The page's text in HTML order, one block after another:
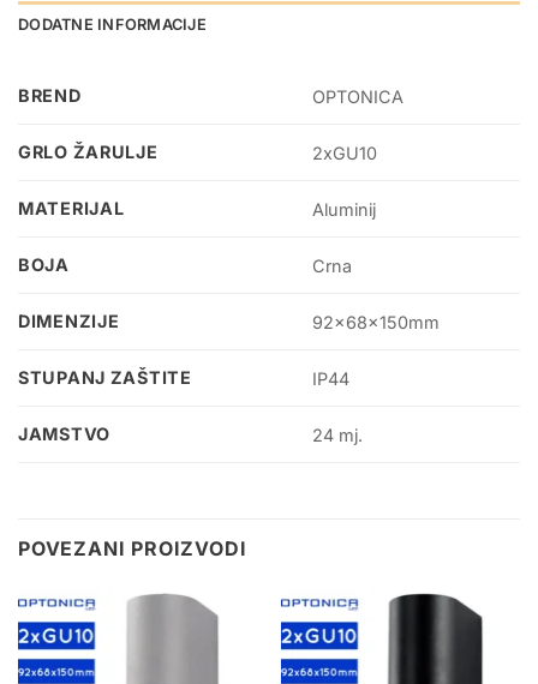
DODATNE INFORMACIJE
BREND OPTONICA
GRLO ŽARULJE 2xGU10
MATERIJAL Aluminij
BOJA Crna
DIMENZIJE 92x68x150mm
STUPANJ ZAŠTITE IP44
JAMSTVO 24 mj.
POVEZANI PROIZVODI